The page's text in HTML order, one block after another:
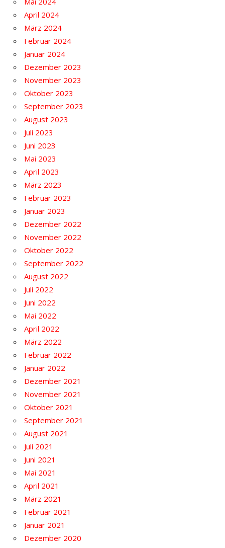
April 2024
März 2024
Februar 2024
Januar 2024
Dezember 2023
November 2023
Oktober 2023
September 2023
August 2023
Juli 2023
Juni 2023
Mai 2023
April 2023
März 2023
Februar 2023
Januar 2023
Dezember 2022
November 2022
Oktober 2022
September 2022
August 2022
Juli 2022
Juni 2022
Mai 2022
April 2022
März 2022
Februar 2022
Januar 2022
Dezember 2021
November 2021
Oktober 2021
September 2021
August 2021
Juli 2021
Juni 2021
Mai 2021
April 2021
März 2021
Februar 2021
Januar 2021
Dezember 2020